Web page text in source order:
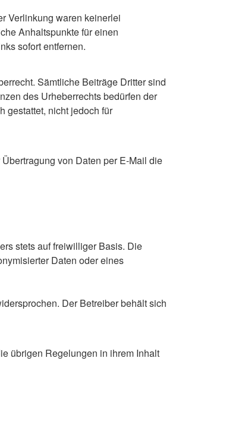
Verlinkung waren keinerlei
Anhaltspunkte für einen
sofort entfernen.
Sämtliche Beiträge Dritter sind
des Urheberrechts bedürfen der
gestattet, nicht jedoch für
von Daten per E-Mail die
stets auf freiwilliger Basis. Die
Daten oder eines
Der Betreiber behält sich
übrigen Regelungen in ihrem Inhalt